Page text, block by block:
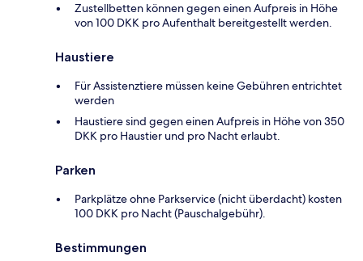
Zustellbetten können gegen einen Aufpreis in Höhe
von 100 DKK pro Aufenthalt bereitgestellt werden.
Haustiere
Für Assistenztiere müssen keine Gebühren entrichtet
werden
Haustiere sind gegen einen Aufpreis in Höhe von 350
DKK pro Haustier und pro Nacht erlaubt.
Parken
Parkplätze ohne Parkservice (nicht überdacht) kosten
100 DKK pro Nacht (Pauschalgebühr).
Bestimmungen